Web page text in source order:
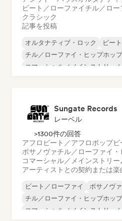
ビート／ローファイチル／ロ
クラシック
記事を投稿
オルタナティブ・ロック
ビー
チル／ローファイ・ヒップホップ
コマーシャル／メインストリーム
Sungate Records
レーベル
>1300件の回答
アフロビート／アフロポップビ
ボサノヴァチル／ローファイ
コマーシャル／メインストリー
アーティストとの契約または楽
ビート／ローファイ
ボサノヴァ
チル／ローファイ・ヒップホップ
コマーシャル／メインストリーム